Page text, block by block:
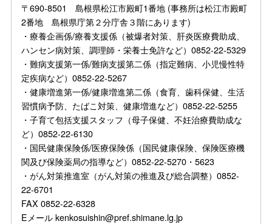
〒690-8501 島根県松江市殿町1番地 (事務所は松江市殿町
2番地 島根県庁第２分庁舎３階にあります)
・療養企画係/療養支援係（被爆者対策、肝炎医療費助成、
ハンセン病対策、調理師・栄養士免許など）0852-22-5329
・難病支援第一係/難病支援第二係（指定難病、小児慢性特
定疾病など）0852-22-5267
・健康増進第一係/健康増進第二係（食育、歯科保健、生活
習慣病予防、たばこ対策、健康増進など）0852-22-5255
・子育て包括支援スタッフ（母子保健、不妊治療費助成な
ど）0852-22-6130
・国民健康保険係/医療保険係（国民健康保険、保険医療機
関及び保険薬局の指導など）0852-22-5270・5623
・がん対策推進室（がん対策の推進及び総合調整）0852-
22-6701
FAX 0852-22-6328
Eメール kenkosuishin@pref.shimane.lg.jp